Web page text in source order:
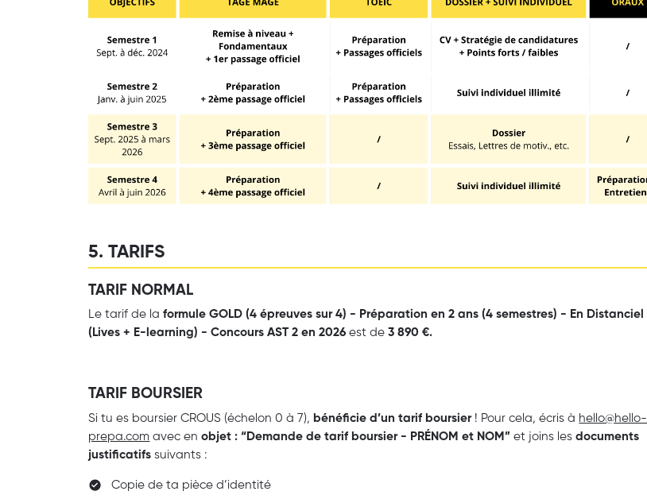
5. TARIFS
TARIF NORMAL
Le tarif de laformule GOLD (4 épreuves sur 4) - Préparation en 2 ans (4 semestres) - En Distanciel
(Lives + E-learning) - Concours AST 2 en 2026est de3 890 €.
TARIF BOURSIER
Si tu es boursier CROUS (échelon 0 à 7), bénéficie d’un tarif boursier! Pour cela, écris à hello@hello-
prepa.com avec enobjet : “Demande de tarif boursier - PRÉNOM et NOM” et joins lesdocuments
justificatifs suivants :
Copie de ta pièce d’identité